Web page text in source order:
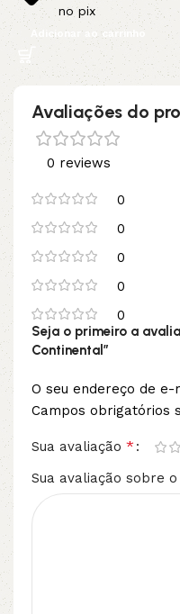
no pix
Adicionar ao carrinho
Avaliações do
0 reviews
0
0
0
0
0
Seja o primeiro a
Continental”
O seu endereço de
Campos obrigatórios
Sua avaliação *
Sua avaliação sobre